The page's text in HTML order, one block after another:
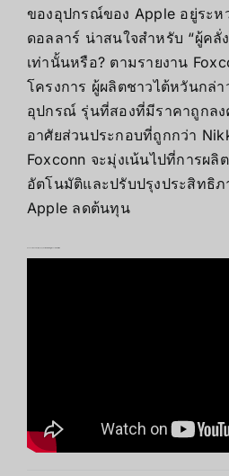
ของอุปกรณ์ของ Apple อยู่ระห
ดอลลาร์ น่าสนใจสำหรับ “ผู้คลั่
เท่านั้นหรือ? ตามรายงาน
โครงการ ผู้ผลิตชาวไต้หวันกล่
อุปกรณ์ รุ่นที่สองที่มีราคาถูกลง
อาศัยส่วนประกอบที่ถูกกว่า
Foxconn จะมุ่งเน้นไปที่การผลิ
อัตโนมัติและปรับปรุงประสิทธิภ
Apple ลดต้นทุน